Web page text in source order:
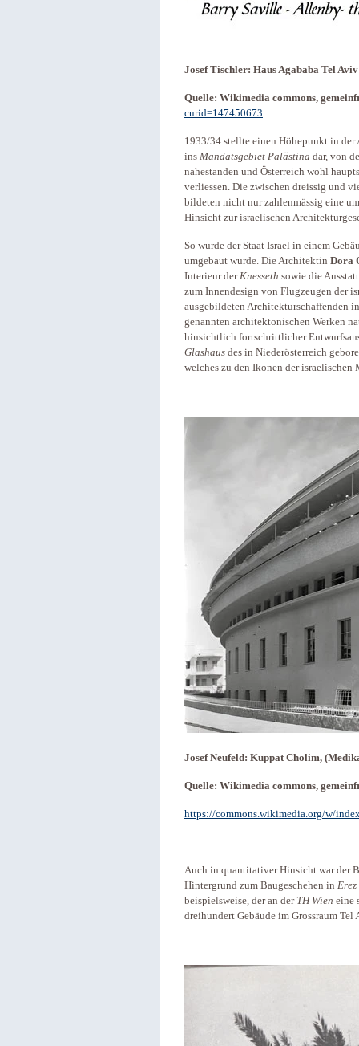
Josef Tischler: Haus Agababa Tel
Quelle: Wikimedia commons,
curid=147450673
1933/34 stellte einen Höhepunkt in der
ins Mandatsgebiet Palästina dar, von
nahestanden und Österreich wohl
verliessen. Die zwischen dreissig und
bildeten nicht nur zahlenmässig eine
Hinsicht zur israelischen
So wurde der Staat Israel in einem
umgebaut wurde. Die Architektin Dora
Interieur derKnesseth sowie die
zum Innendesign von Flugzeugen der
ausgebildeten Architekturschaffenden
genannten architektonischen Werken
hinsichtlich fortschrittlicher
Glashaus des in Niederösterreich
welches zu den Ikonen der israelischen
Josef Neufeld: Kuppat Cholim,
Quelle: Wikimedia commons,
https://commons.wikimedia.org/w/
Auch in quantitativer Hinsicht war der
Hintergrund zum Baugeschehen in
beispielsweise, der an der TH Wien eine
dreihundert Gebäude im Grossraum Tel